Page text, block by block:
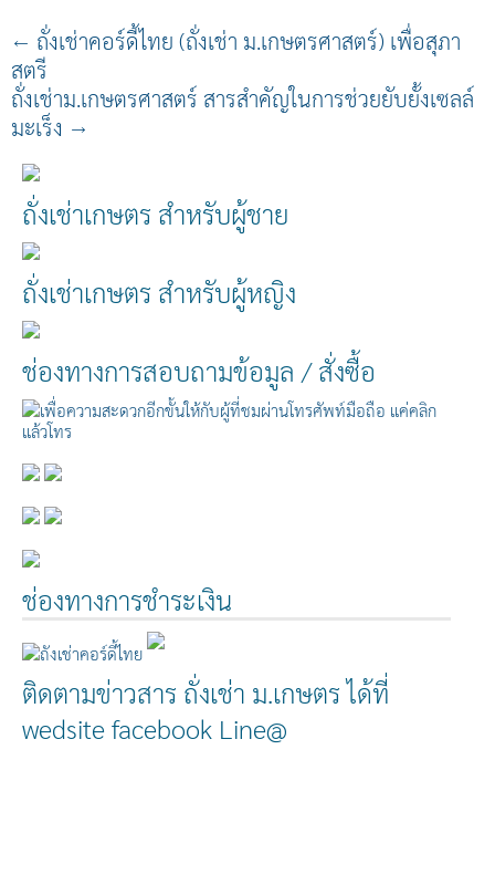
← ถั่งเช่าคอร์ดี้ไทย (ถั่งเช่า ม.เกษตรศาสตร์) เพื่อสุภา
สตรี
ถั่งเช่าม.เกษตรศาสตร์ สารสำคัญในการช่วยยับยั้งเซลล์
มะเร็ง →
ถั่งเช่าเกษตร สำหรับผู้ชาย
ถั่งเช่าเกษตร สำหรับผู้หญิง
ช่องทางการสอบถามข้อมูล / สั่งซื้อ
ช่องทางการชำระเงิน
ติดตามข่าวสาร ถั่งเช่า ม.เกษตร ได้ที่
wedsite facebook Line@